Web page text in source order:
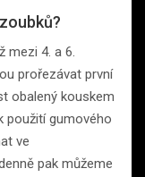
mezi 4. a 6.
prořezávat první
obalený kouskem
použití gumového
ve
pak můžeme